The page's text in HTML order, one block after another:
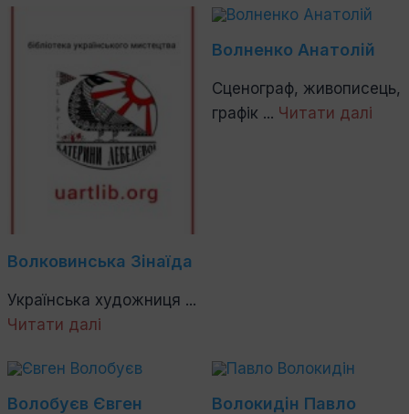
Волковинська Зінаїда
Українська художниця ...
Читати далі
Волненко Анатолій
Сценограф, живописець,
графік ... Читати далі
Волобуєв Євген Волокидін Павло